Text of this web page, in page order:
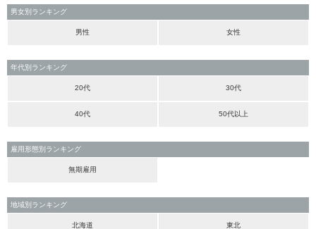
男女別ランキング
男性 女性
年代別ランキング
20代 30代
40代 50代以上
雇用形態別ランキング
無期雇用
地域別ランキング
北海道 東北